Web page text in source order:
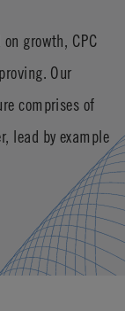
growth, CPC
Our
comprises of
lead by example